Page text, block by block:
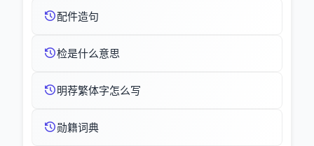
配件造句
检是什么意思
明荐繁体字怎么写
勋籍词典